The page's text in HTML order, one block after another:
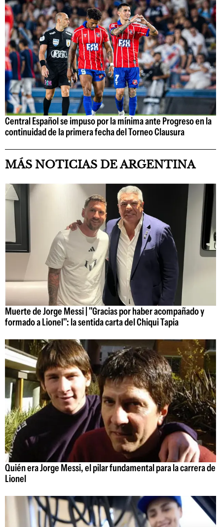
Central Español se impuso por la mínima ante Progreso en la
continuidad de la primera fecha del Torneo Clausura
MÁS NOTICIAS DE ARGENTINA
Muerte de Jorge Messi | "Gracias por haber acompañado y
formado a Lionel": la sentida carta del Chiqui Tapia
Quién era Jorge Messi, el pilar fundamental para la carrera de
Lionel